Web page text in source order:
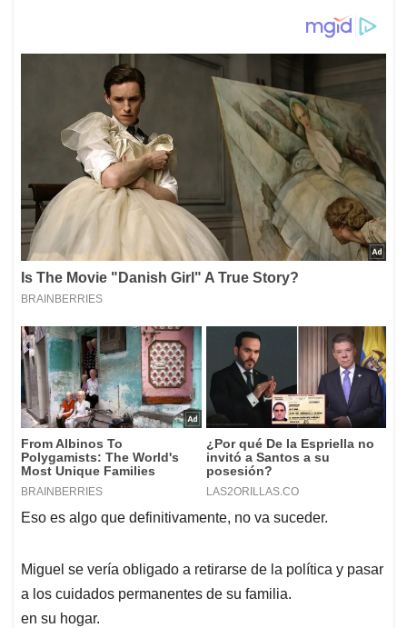
Eso es algo que definitivamente, no va suceder.
Miguel se vería obligado a retirarse de la política y pasar
a los cuidados permanentes de su familia.
en su hogar.